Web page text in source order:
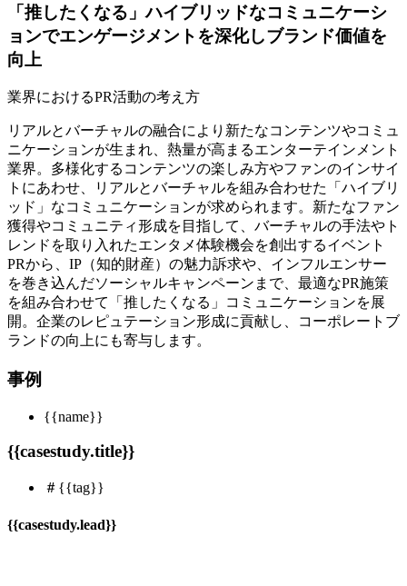
「推したくなる」ハイブリッドなコミュニケーシ
ョンでエンゲージメントを深化しブランド価値を
向上
業界におけるPR活動の考え方
リアルとバーチャルの融合により新たなコンテンツやコミュ
ニケーションが生まれ、熱量が高まるエンターテインメント
業界。多様化するコンテンツの楽しみ方やファンのインサイ
トにあわせ、リアルとバーチャルを組み合わせた「ハイブリ
ッド」なコミュニケーションが求められます。新たなファン
獲得やコミュニティ形成を目指して、バーチャルの手法やト
レンドを取り入れたエンタメ体験機会を創出するイベント
PRから、IP（知的財産）の魅力訴求や、インフルエンサー
を巻き込んだソーシャルキャンペーンまで、最適なPR施策
を組み合わせて「推したくなる」コミュニケーションを展
開。企業のレピュテーション形成に貢献し、コーポレートブ
ランドの向上にも寄与します。
事例
{{name}}
{{casestudy.title}}
＃{{tag}}
{{casestudy.lead}}